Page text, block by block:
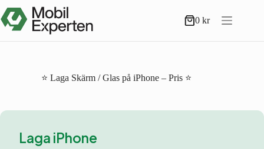
till
innehåll
Varukorg
0kr
⭐ Laga Skärm / Glas på iPhone – Pris ⭐
Laga iPhone